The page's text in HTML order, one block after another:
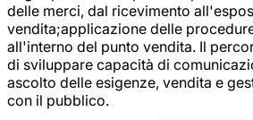
delle merci, dal ricevimento
vendita;applicazione delle
all'interno del punto vendita. Il
di sviluppare capacità di
ascolto delle esigenze, vendita e
con il pubblico.